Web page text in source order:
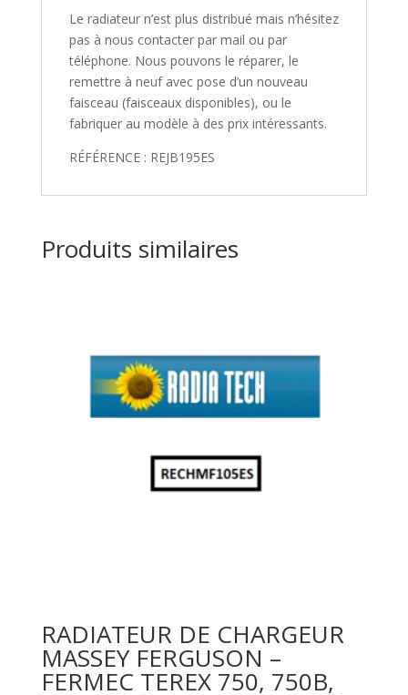
Le radiateur n’est plus distribué mais n’hésitez
pas à nous contacter par mail ou par
téléphone. Nous pouvons le réparer, le
remettre à neuf avec pose d’un nouveau
faisceau (faisceaux disponibles), ou le
fabriquer au modèle à des prix intéressants.
RÉFÉRENCE : REJB195ES
Produits similaires
RADIATEUR DE CHARGEUR
MASSEY FERGUSON –
FERMEC TEREX 750, 750B,